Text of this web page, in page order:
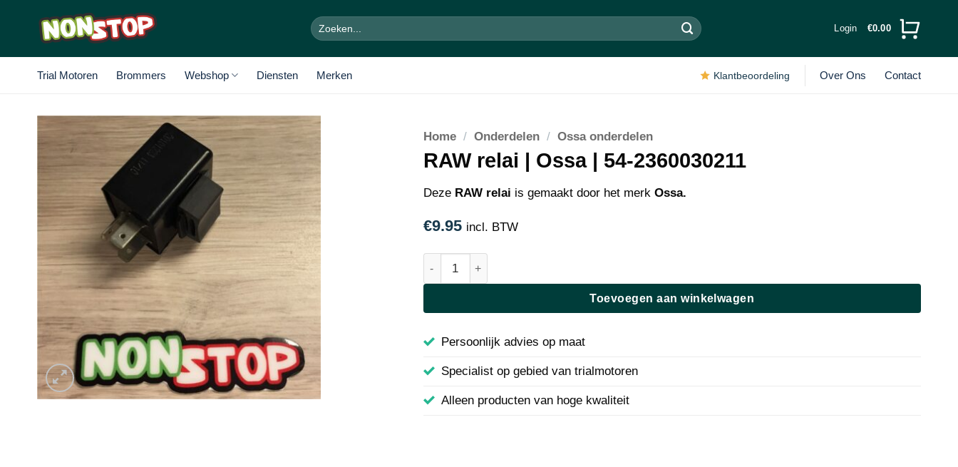
Zoeken
naar:
Login €0.00
Trial Motoren Brommers Webshop Diensten Merken Klantbeoordeling Over Ons Contact
Home / Onderdelen / Ossa onderdelen
RAW relai | Ossa | 54-2360030211
Deze RAW relai is gemaakt door het merk Ossa.
€9.95 incl. BTW
RAW relai | Ossa | 54-2360030211 aantal
Toevoegen aan winkelwagen
Persoonlijk advies op maat
Specialist op gebied van trialmotoren
Alleen producten van hoge kwaliteit